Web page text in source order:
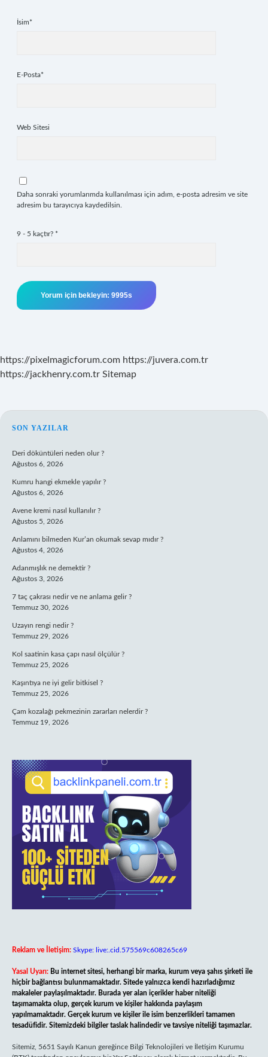
İsim*
E-Posta*
Web Sitesi
Daha sonraki yorumlarımda kullanılması için adım, e-posta adresim ve site
adresim bu tarayıcıya kaydedilsin.
9 - 5 kaçtır? *
https://pixelmagicforum.com https://juvera.com.tr
https://jackhenry.com.tr Sitemap
SIDEBAR
SON YAZILAR
Deri döküntüleri neden olur ?
Ağustos 6, 2026
Kumru hangi ekmekle yapılır ?
Ağustos 6, 2026
Avene kremi nasıl kullanılır ?
Ağustos 5, 2026
Anlamını bilmeden Kur’an okumak sevap mıdır ?
Ağustos 4, 2026
Adanmışlık ne demektir ?
Ağustos 3, 2026
7 taç çakrası nedir ve ne anlama gelir ?
Temmuz 30, 2026
Uzayın rengi nedir ?
Temmuz 29, 2026
Kol saatinin kasa çapı nasıl ölçülür ?
Temmuz 25, 2026
Kaşıntıya ne iyi gelir bitkisel ?
Temmuz 25, 2026
Çam kozalağı pekmezinin zararları nelerdir ?
Temmuz 19, 2026
Reklam ve İletişim: Skype: live:.cid.575569c608265c69
Yasal Uyarı: Bu internet sitesi, herhangi bir marka, kurum veya şahıs şirketi ile
hiçbir bağlantısı bulunmamaktadır. Sitede yalnızca kendi hazırladığımız
makaleler paylaşılmaktadır. Burada yer alan içerikler haber niteliği
taşımamakta olup, gerçek kurum ve kişiler hakkında paylaşım
yapılmamaktadır. Gerçek kurum ve kişiler ile isim benzerlikleri tamamen
tesadüfidir. Sitemizdeki bilgiler taslak halindedir ve tavsiye niteliği taşımazlar.
Sitemiz, 5651 Sayılı Kanun gereğince Bilgi Teknolojileri ve İletişim Kurumu